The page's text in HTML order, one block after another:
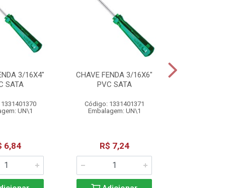
3/16X4"
SATA
UN\1
6,84
CHAVE FENDA 3/16X6"
PVC SATA
Código: 1331401371
Embalagem: UN\1
R$ 7,24